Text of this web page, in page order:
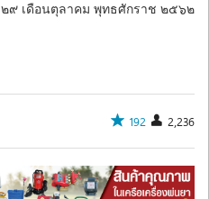
๒๙ เดือนตุลาคม พุทธศักราช ๒๕๖๒
192 2,236